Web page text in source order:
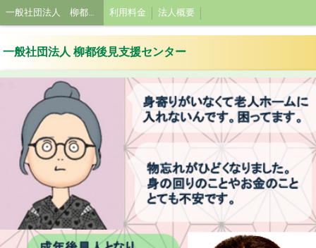
一般社団法人 柳都後見支援センター 利用料金 法人概要
一般社団法人 柳都後見支援センター